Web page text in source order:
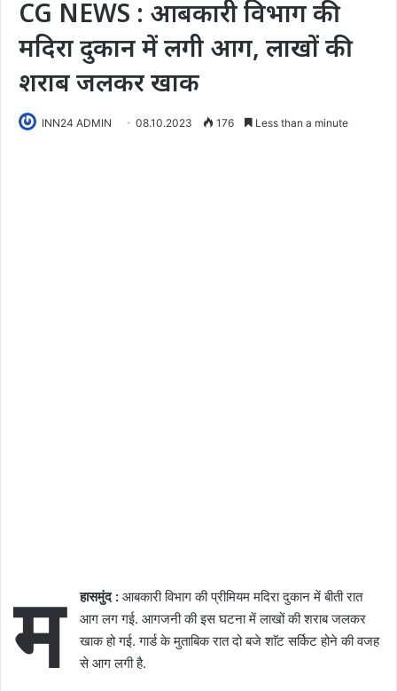
CG NEWS : आबकारी विभाग की
मदिरा दुकान में लगी आग, लाखों की
शराब जलकर खाक
INN24 ADMIN 08.10.2023 176 Less than a minute
म हासमुंद : आबकारी विभाग की प्रीमियम मदिरा दुकान में बीती रात
आग लग गई. आगजनी की इस घटना में लाखों की शराब जलकर
खाक हो गई. गार्ड के मुताबिक रात दो बजे शाॅट सर्किट होने की वजह
से आग लगी है.